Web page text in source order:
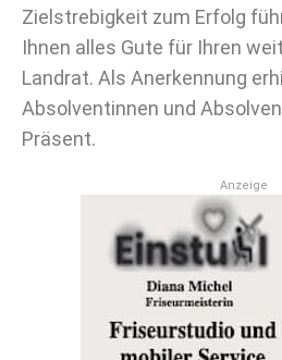
Zielstrebigkeit zum Erfolg
Ihnen alles Gute für Ihren
Landrat. Als Anerkennung
Absolventinnen und
Präsent.
Anzeige